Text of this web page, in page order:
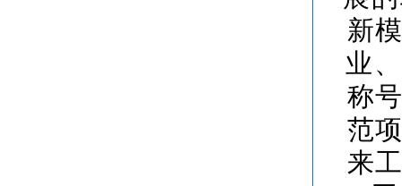
新
业
称
范
来